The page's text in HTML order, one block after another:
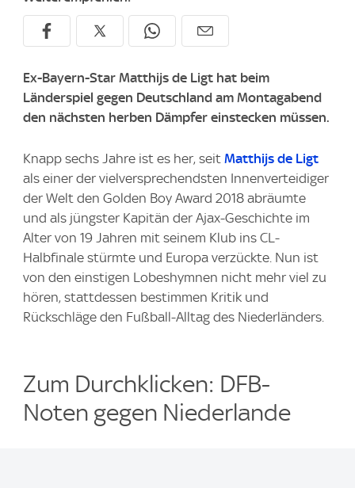
Ex-Bayern-Star Matthijs de Ligt hat beim
Länderspiel gegen Deutschland am Montagabend
den nächsten herben Dämpfer einstecken müssen.
Knapp sechs Jahre ist es her, seit Matthijs de Ligt
als einer der vielversprechendsten Innenverteidiger
der Welt den Golden Boy Award 2018 abräumte
und als jüngster Kapitän der Ajax-Geschichte im
Alter von 19 Jahren mit seinem Klub ins CL-
Halbfinale stürmte und Europa verzückte. Nun ist
von den einstigen Lobeshymnen nicht mehr viel zu
hören, stattdessen bestimmen Kritik und
Rückschläge den Fußball-Alltag des Niederländers.
Zum Durchklicken: DFB-
Noten gegen Niederlande